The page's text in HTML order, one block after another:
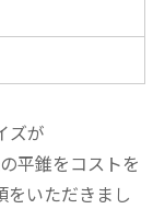
ズが
平錐をコストを
をいただきまし